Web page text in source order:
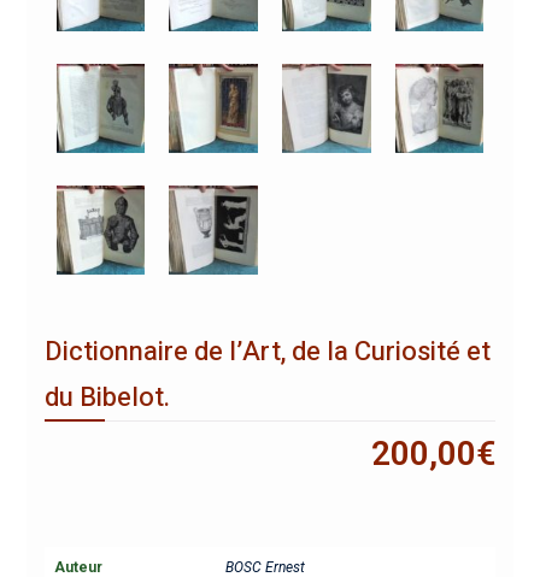
Dictionnaire de l’Art, de la Curiosité et
du Bibelot.
200,00€
Auteur BOSC Ernest